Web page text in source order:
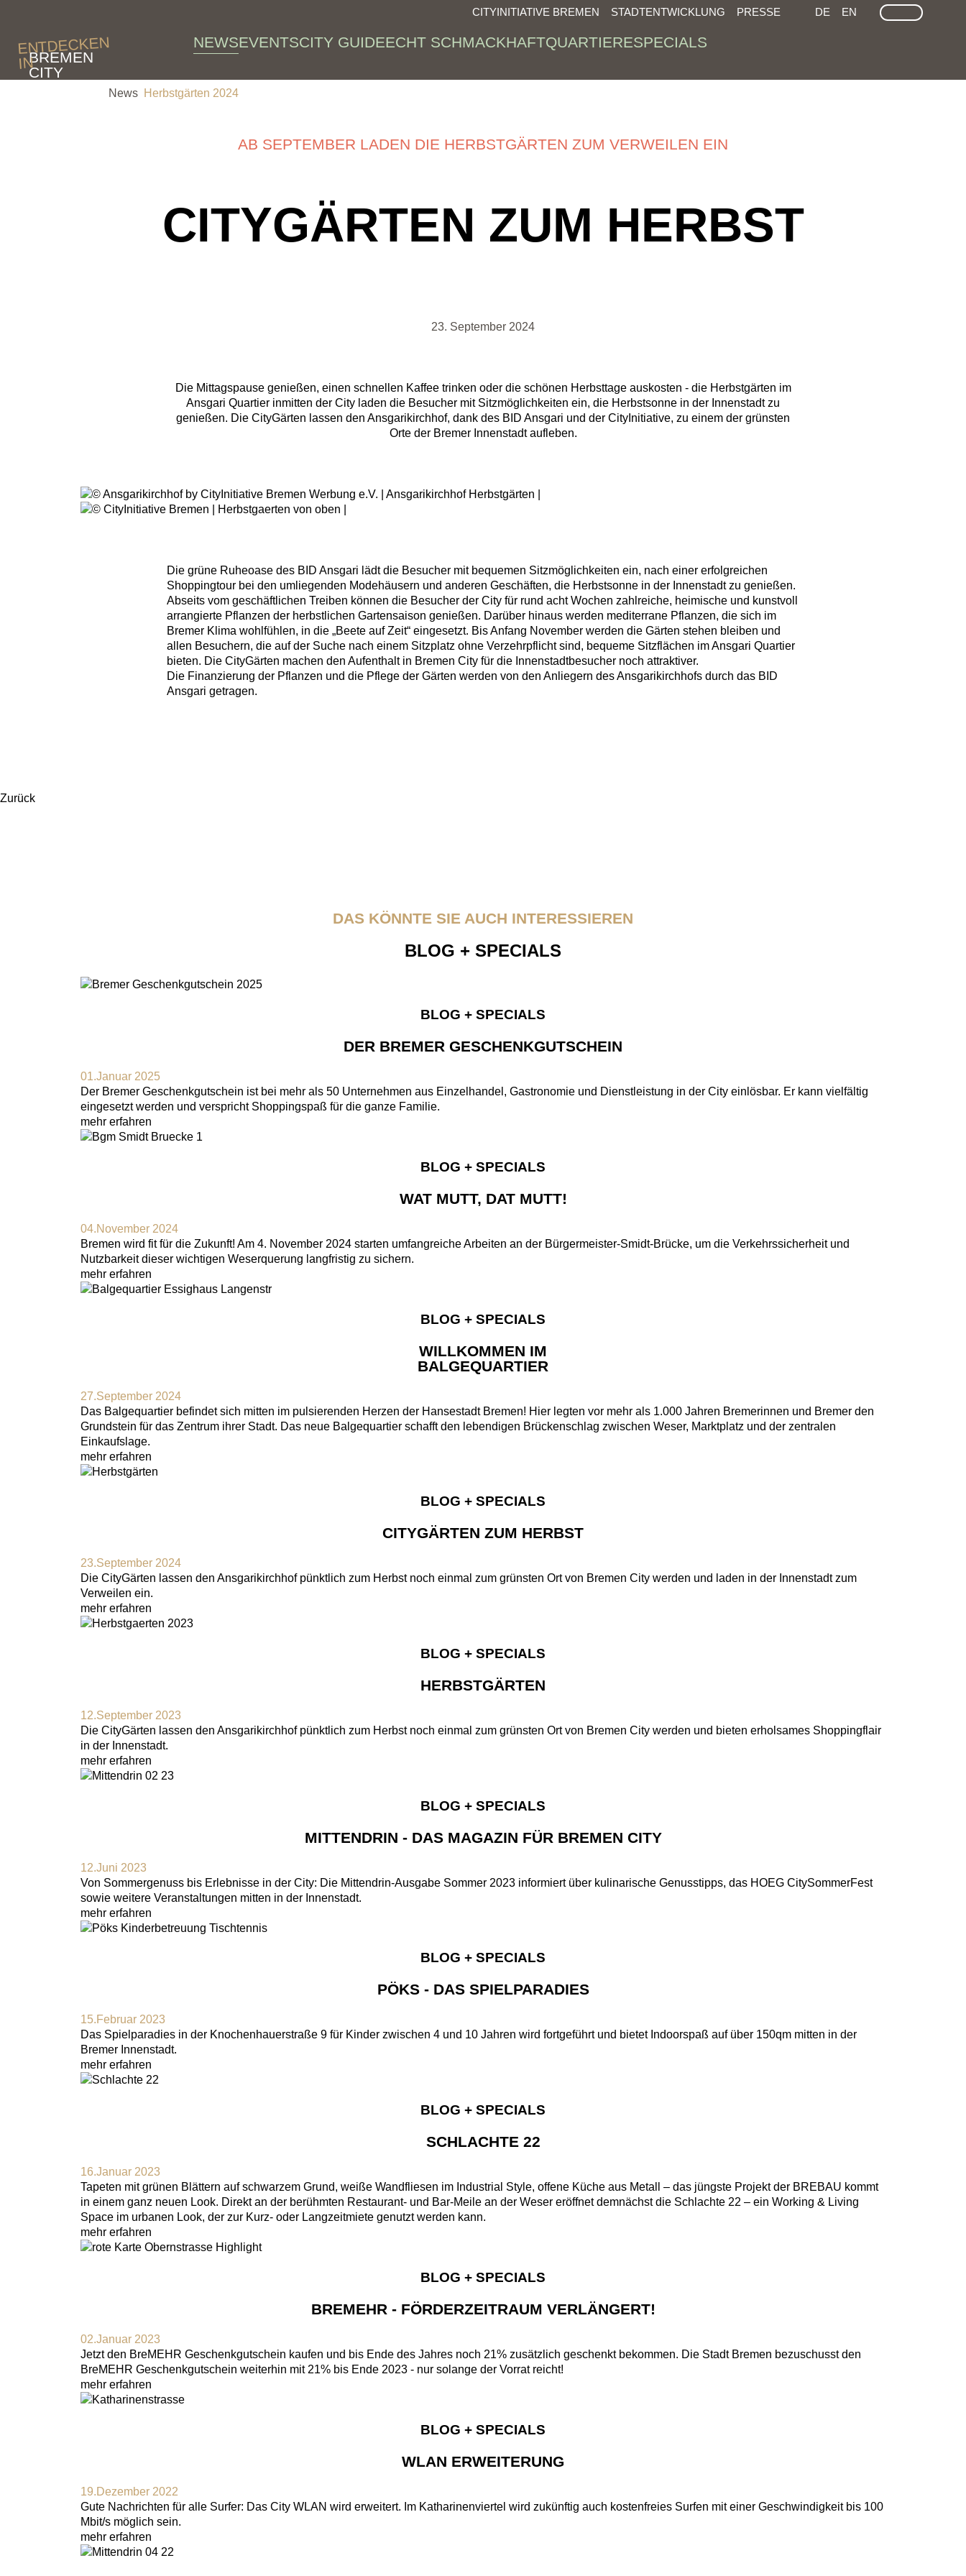
CITYINITIATIVE BREMEN STADTENTWICKLUNG PRESSE LEICHTE SPRACHE
GEÄRDEN SPRACHEN
DE EN SUCHE
ENTDECKEN
INBREMEN
CITY
NEWSEVENTSCITY GUIDEECHT SCHMACKHAFTQUARTIERESPECIALS
News Herbstgärten 2024
AB SEPTEMBER LADEN DIE HERBSTGÄRTEN ZUM VERWEILEN EIN
CITYGÄRTEN ZUM HERBST
23. September 2024
Die Mittagspause genießen, einen schnellen Kaffee trinken oder die schönen Herbsttage auskosten - die Herbstgärten im
Ansgari Quartier inmitten der City laden die Besucher mit Sitzmöglichkeiten ein, die Herbstsonne in der Innenstadt zu
genießen. Die CityGärten lassen den Ansgarikirchhof, dank des BID Ansgari und der CityInitiative, zu einem der grünsten
Orte der Bremer Innenstadt aufleben.
Die grüne Ruheoase des BID Ansgari lädt die Besucher mit bequemen Sitzmöglichkeiten ein, nach einer erfolgreichen
Shoppingtour bei den umliegenden Modehäusern und anderen Geschäften, die Herbstsonne in der Innenstadt zu genießen.
Abseits vom geschäftlichen Treiben können die Besucher der City für rund acht Wochen zahlreiche, heimische und kunstvoll
arrangierte Pflanzen der herbstlichen Gartensaison genießen. Darüber hinaus werden mediterrane Pflanzen, die sich im
Bremer Klima wohlfühlen, in die „Beete auf Zeit“ eingesetzt. Bis Anfang November werden die Gärten stehen bleiben und
allen Besuchern, die auf der Suche nach einem Sitzplatz ohne Verzehrpflicht sind, bequeme Sitzflächen im Ansgari Quartier
bieten. Die CityGärten machen den Aufenthalt in Bremen City für die Innenstadtbesucher noch attraktiver.
Die Finanzierung der Pflanzen und die Pflege der Gärten werden von den Anliegern des Ansgarikirchhofs durch das BID
Ansgari getragen.
Zurück
DAS KÖNNTE SIE AUCH INTERESSIEREN
BLOG + SPECIALS
BLOG + SPECIALS
DER BREMER GESCHENKGUTSCHEIN
01.Januar 2025
Der Bremer Geschenkgutschein ist bei mehr als 50 Unternehmen aus Einzelhandel, Gastronomie und Dienstleistung in der City einlösbar. Er kann vielfältig
eingesetzt werden und verspricht Shoppingspaß für die ganze Familie.
mehr erfahren
BLOG + SPECIALS
WAT MUTT, DAT MUTT!
04.November 2024
Bremen wird fit für die Zukunft! Am 4. November 2024 starten umfangreiche Arbeiten an der Bürgermeister-Smidt-Brücke, um die Verkehrssicherheit und
Nutzbarkeit dieser wichtigen Weserquerung langfristig zu sichern.
mehr erfahren
BLOG + SPECIALS
WILLKOMMEN IM
BALGEQUARTIER
27.September 2024
Das Balgequartier befindet sich mitten im pulsierenden Herzen der Hansestadt Bremen! Hier legten vor mehr als 1.000 Jahren Bremerinnen und Bremer den
Grundstein für das Zentrum ihrer Stadt. Das neue Balgequartier schafft den lebendigen Brückenschlag zwischen Weser, Marktplatz und der zentralen
Einkaufslage.
mehr erfahren
BLOG + SPECIALS
CITYGÄRTEN ZUM HERBST
23.September 2024
Die CityGärten lassen den Ansgarikirchhof pünktlich zum Herbst noch einmal zum grünsten Ort von Bremen City werden und laden in der Innenstadt zum
Verweilen ein.
mehr erfahren
BLOG + SPECIALS
HERBSTGÄRTEN
12.September 2023
Die CityGärten lassen den Ansgarikirchhof pünktlich zum Herbst noch einmal zum grünsten Ort von Bremen City werden und bieten erholsames Shoppingflair
in der Innenstadt.
mehr erfahren
BLOG + SPECIALS
MITTENDRIN - DAS MAGAZIN FÜR BREMEN CITY
12.Juni 2023
Von Sommergenuss bis Erlebnisse in der City: Die Mittendrin-Ausgabe Sommer 2023 informiert über kulinarische Genusstipps, das HOEG CitySommerFest
sowie weitere Veranstaltungen mitten in der Innenstadt.
mehr erfahren
BLOG + SPECIALS
PÖKS - DAS SPIELPARADIES
15.Februar 2023
Das Spielparadies in der Knochenhauerstraße 9 für Kinder zwischen 4 und 10 Jahren wird fortgeführt und bietet Indoorspaß auf über 150qm mitten in der
Bremer Innenstadt.
mehr erfahren
BLOG + SPECIALS
SCHLACHTE 22
16.Januar 2023
Tapeten mit grünen Blättern auf schwarzem Grund, weiße Wandfliesen im Industrial Style, offene Küche aus Metall – das jüngste Projekt der BREBAU kommt
in einem ganz neuen Look. Direkt an der berühmten Restaurant- und Bar-Meile an der Weser eröffnet demnächst die Schlachte 22 – ein Working & Living
Space im urbanen Look, der zur Kurz- oder Langzeitmiete genutzt werden kann.
mehr erfahren
BLOG + SPECIALS
BREMEHR - FÖRDERZEITRAUM VERLÄNGERT!
02.Januar 2023
Jetzt den BreMEHR Geschenkgutschein kaufen und bis Ende des Jahres noch 21% zusätzlich geschenkt bekommen. Die Stadt Bremen bezuschusst den
BreMEHR Geschenkgutschein weiterhin mit 21% bis Ende 2023 - nur solange der Vorrat reicht!
mehr erfahren
BLOG + SPECIALS
WLAN ERWEITERUNG
19.Dezember 2022
Gute Nachrichten für alle Surfer: Das City WLAN wird erweitert. Im Katharinenviertel wird zukünftig auch kostenfreies Surfen mit einer Geschwindigkeit bis 100
Mbit/s möglich sein.
mehr erfahren